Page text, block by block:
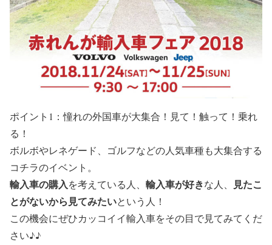
ポイント1：憧れの外国車が大集合！見て！触って！乗れ
る！
ボルボやレネゲード、 ゴルフなどの人気車種も大集合する
コチラのイベント。
輸入車の購入を考えている人、 輸入車が好きな人、
見たこ
とがないから見てみたいという人！
この機会にぜひカッコイイ輸入車をその目で見てみてくだ
さい♪♪